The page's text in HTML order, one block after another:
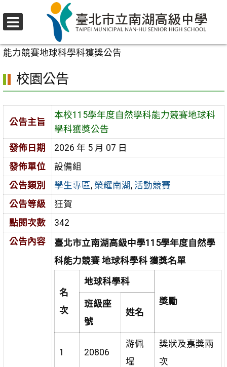
至
要
區
校園公告
能力競賽地球科學科獲獎公告
校園公告
公告主旨
本校115學年度自然學科能力競賽地球科
學科獲獎公告
發佈日期
2026 年 5 月 07 日
發佈單位
設備組
公告類別
學生專區, 榮耀南湖, 活動競賽
公告等級
狂賀
點閱次數
342
公告內容
臺北市立南湖高級中學115學年度自然學
科能力競賽 地球科學科 獲獎名單
名
次
地球科學科
獎勵
班級座
號
姓名
1 20806
游佩
埕
獎狀及嘉獎兩
次
選
單